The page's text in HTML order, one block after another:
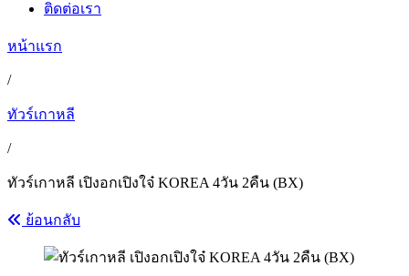
ติดต่อเรา
หน้าแรก
/
ทัวร์เกาหลี
/
ทัวร์เกาหลี เปิงอกเปิงใจ๋ KOREA 4วัน 2คืน (BX)
ย้อนกลับ